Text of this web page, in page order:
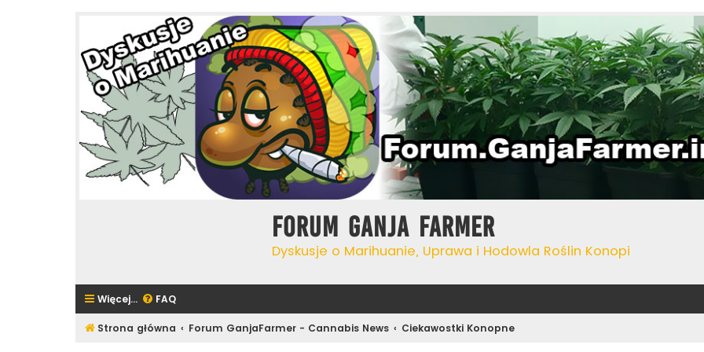
Forum Ganja Farmer
Dyskusje o Marihuanie, Uprawa i Hodowla Roślin Konopi
Więcej… FAQ
Strona główna Forum GanjaFarmer - Cannabis News Ciekawostki Konopne